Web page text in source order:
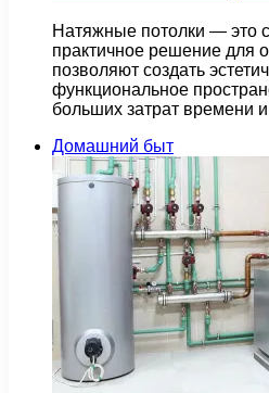
Натяжные потолки — это
практичное решение для
позволяют создать
функциональное
больших затрат времени
Домашний быт